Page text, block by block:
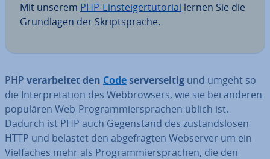
Mit unserem PHP-Ein­stei­ger­tuto­ri­al lernen Sie die
Grund­la­gen der Skript­spra­che.
PHP ver­ar­bei­tet den Codeser­ver­sei­tig und umgeht so
die In­ter­pre­ta­ti­on des Web­brow­sers, wie sie bei anderen
populären Web-Pro­gram­mier­spra­chen üblich ist.
Dadurch ist PHP auch Ge­gen­stand des zu­stands­lo­sen
HTTP und belastet den ab­ge­frag­ten Webserver um ein
Viel­fa­ches mehr als Pro­gram­mier­spra­chen, die den